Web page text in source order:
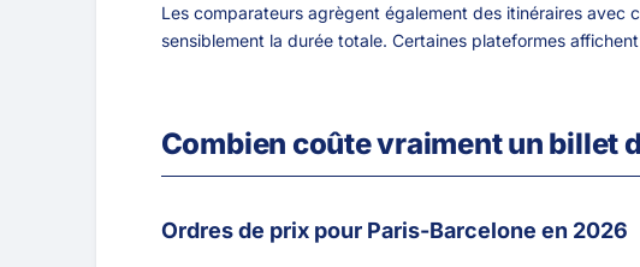
Les comparateurs agrègent également des itinéraires avec
sensiblement la durée totale. Certaines plateformes
Combien coûte vraiment un billet
Ordres de prix pour Paris-Barcelone en 2026